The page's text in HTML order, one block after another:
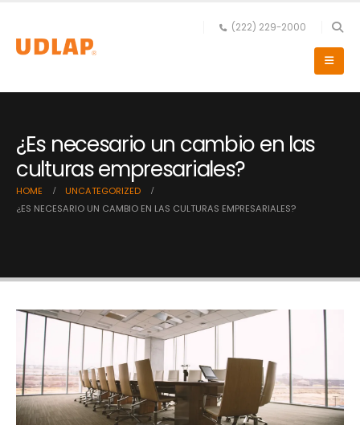
(222) 229-2000
¿Es necesario un cambio en las
culturas empresariales?
HOME
UNCATEGORIZED
¿ES NECESARIO UN CAMBIO EN LAS CULTURAS EMPRESARIALES?